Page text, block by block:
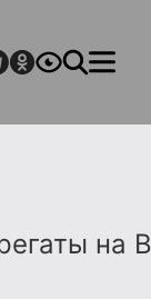
на